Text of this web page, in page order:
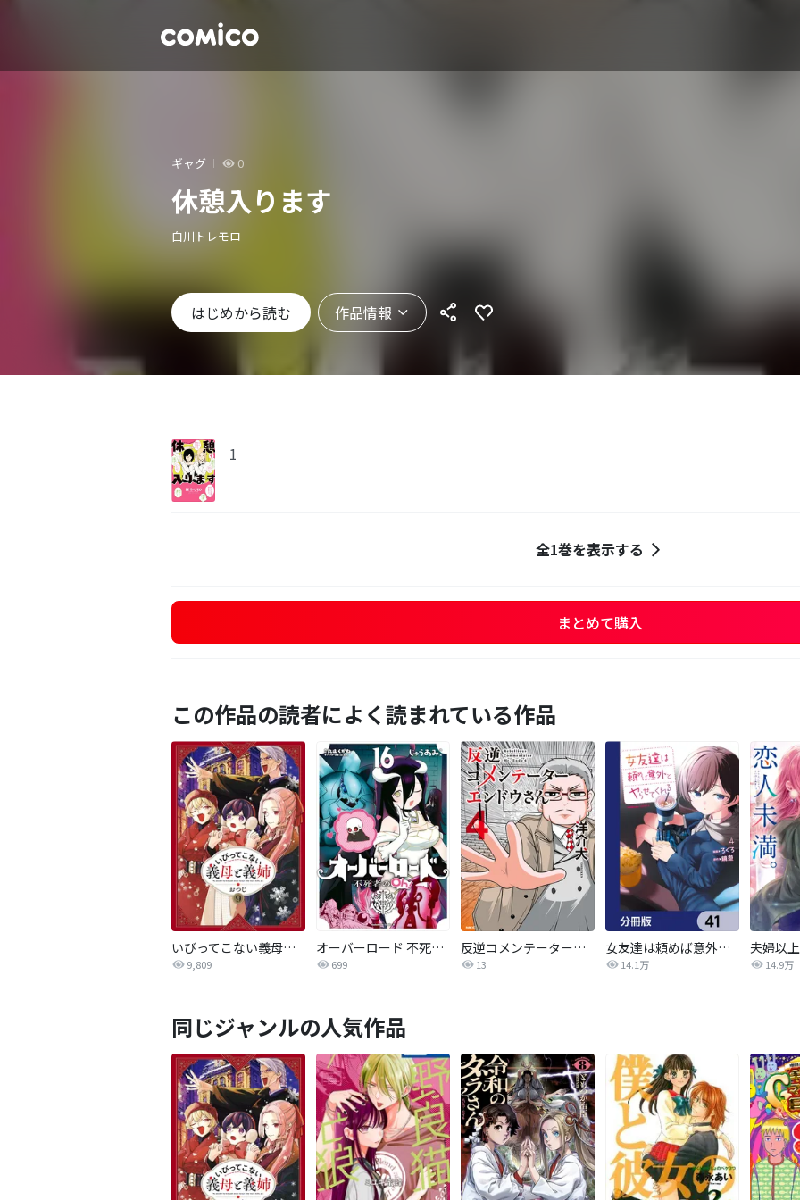
ギャグ 0
休憩入ります
白川トレモロ
はじめから読む 作品情報
1
全1巻を表示する
まとめて購入
この作品の読者によく読まれている作品
いびってこない義母と義姉
9,809
オーバーロード 不死者のOh!
699
反逆コメンテーターエンドウさん
13
女友達は頼めば意外とヤらせてくれる【分冊版】
14.1万 14.9万
同じジャンルの人気作品